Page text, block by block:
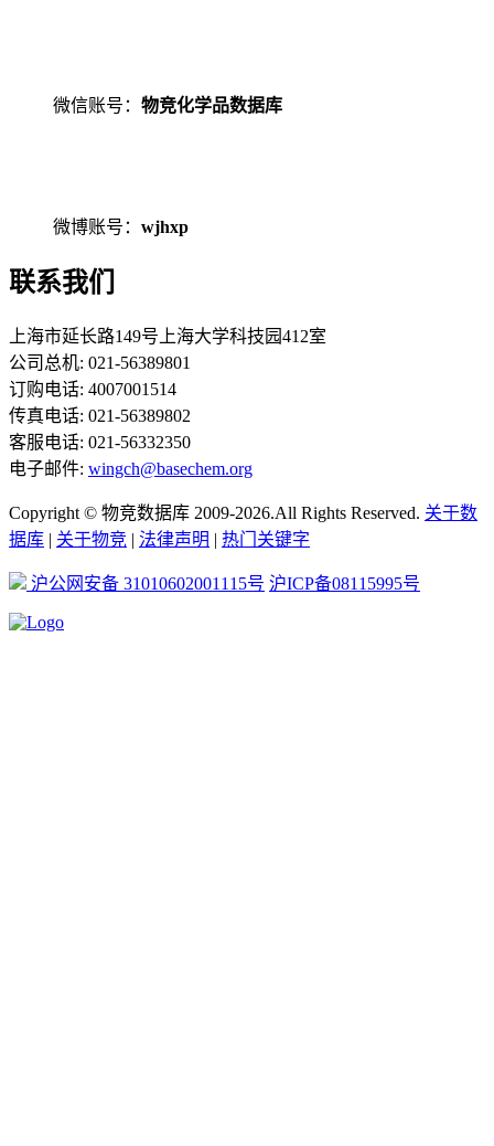
微信账号： 物竞化学品数据库
微博账号： wjhxp
联系我们
上海市延长路149号上海大学科技园412室
公司总机: 021-56389801
订购电话: 4007001514
传真电话: 021-56389802
客服电话: 021-56332350
电子邮件: wingch@basechem.org
Copyright © 物竞数据库 2009-2026.All Rights Reserved. 关于数
据库 | 关于物竞 | 法律声明 | 热门关键字
沪公网安备 31010602001115号 沪ICP备08115995号